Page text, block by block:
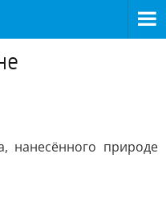
нанесённого природе